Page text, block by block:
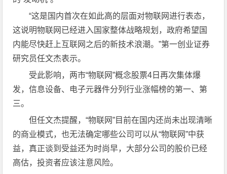
“这是国内首次在如此高的层面对物联网进行表态，
这说明物联网已经进入国家整体战略规划，政府希望国
内能尽快赶上互联网之后的新技术浪潮。”第一创业证券
研究员任文杰表示。
受此影响，两市“物联网”概念股票4日再次集体爆
发，信息设备、电子元器件分列行业涨幅榜的第一、第
三。
但任文杰提醒，“物联网”目前在国内还尚未出现清晰
的商业模式，也无法确定哪些公司可以从“物联网”中获
益，真正谈到受益还为时尚早，大部分公司的股价已经
高估，投资者应该注意风险。